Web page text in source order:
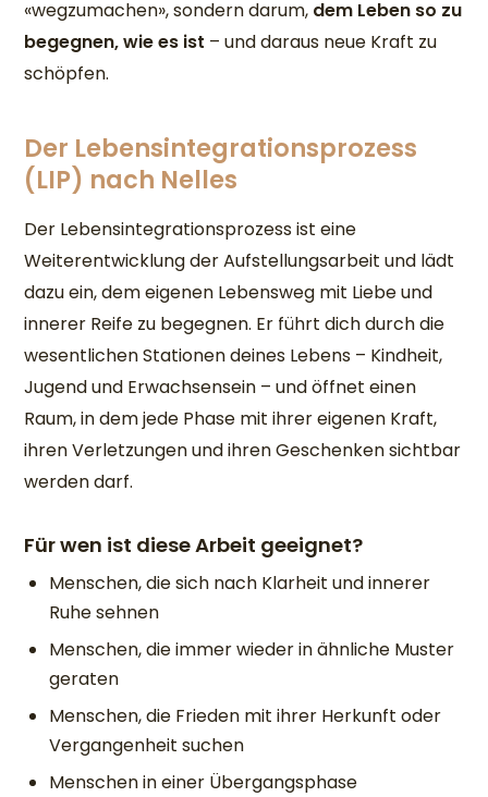
«wegzumachen», sondern darum, dem Leben so zu
begegnen, wie es ist – und daraus neue Kraft zu
schöpfen.
Der Lebensintegrationsprozess
(LIP) nach Nelles
Der Lebensintegrationsprozess ist eine
Weiterentwicklung der Aufstellungsarbeit und lädt
dazu ein, dem eigenen Lebensweg mit Liebe und
innerer Reife zu begegnen. Er führt dich durch die
wesentlichen Stationen deines Lebens – Kindheit,
Jugend und Erwachsensein – und öffnet einen
Raum, in dem jede Phase mit ihrer eigenen Kraft,
ihren Verletzungen und ihren Geschenken sichtbar
werden darf.
Für wen ist diese Arbeit geeignet?
Menschen, die sich nach Klarheit und innerer
Ruhe sehnen
Menschen, die immer wieder in ähnliche Muster
geraten
Menschen, die Frieden mit ihrer Herkunft oder
Vergangenheit suchen
Menschen in einer Übergangsphase